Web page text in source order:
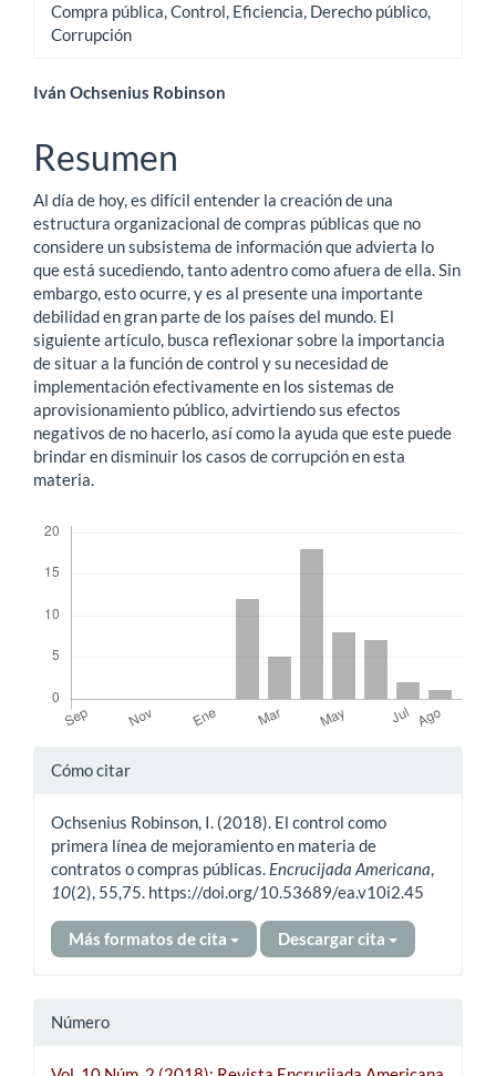
Compra pública, Control, Eficiencia, Derecho público,
Corrupción
Contenido
principal
del
artículo
Iván Ochsenius Robinson
Resumen
Al día de hoy, es difícil entender la creación de una
estructura organizacional de compras públicas que no
considere un subsistema de información que advierta lo
que está sucediendo, tanto adentro como afuera de ella. Sin
embargo, esto ocurre, y es al presente una importante
debilidad en gran parte de los países del mundo. El
siguiente artículo, busca reflexionar sobre la importancia
de situar a la función de control y su necesidad de
implementación efectivamente en los sistemas de
aprovisionamiento público, advirtiendo sus efectos
negativos de no hacerlo, así como la ayuda que este puede
brindar en disminuir los casos de corrupción en esta
materia.
Detalles
artículo
Cómo citar
Ochsenius Robinson, I. (2018). El control como
primera línea de mejoramiento en materia de
contratos o compras públicas. Encrucijada Americana,
10(2), 55,75. https://doi.org/10.53689/ea.v10i2.45
Más formatos de cita Descargar cita
Número